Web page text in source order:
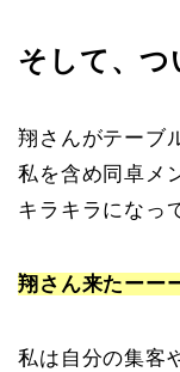
そして、つ
翔さんがテーブ
私を含め同卓メ
キラキラになっ
翔さん来たーー
私は自分の集客